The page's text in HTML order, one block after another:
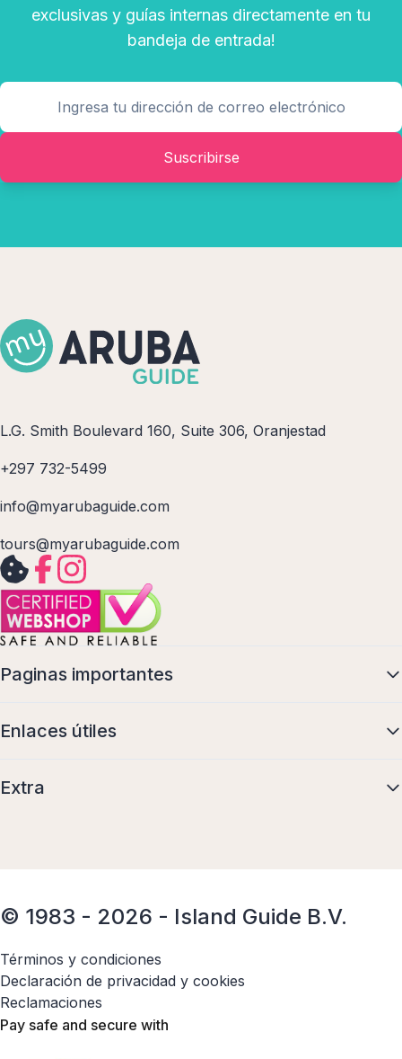
exclusivas y guías internas directamente en tu
bandeja de entrada!
Suscribirse
L.G. Smith Boulevard 160, Suite 306, Oranjestad
+297 732-5499
info@myarubaguide.com
tours@myarubaguide.com
Paginas importantes
Enlaces útiles
Extra
© 1983 - 2026 - Island Guide B.V.
Términos y condiciones
Declaración de privacidad y cookies
Reclamaciones
Pay safe and secure with